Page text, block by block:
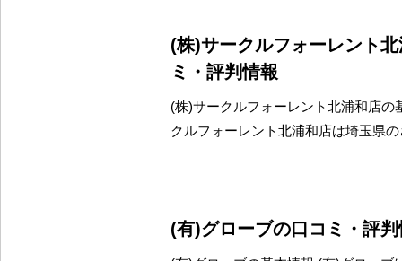
(株)サークルフォーレント
ミ・評判情報
(株)サークルフォーレント北浦和店の
クルフォーレント北浦和店は埼玉県
(有)グローブの口コミ・評